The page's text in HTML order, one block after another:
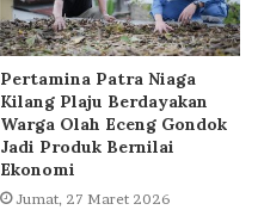
Pertamina Patra Niaga
Kilang Plaju Berdayakan
Warga Olah Eceng Gondok
Jadi Produk Bernilai
Ekonomi
Jumat, 27 Maret 2026